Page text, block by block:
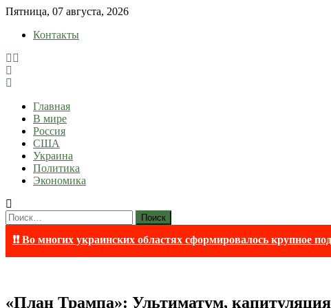
Skip
content
Пятница, 07 августа, 2026
Контакты
lentaruss
lentaruss — Новости
Главная
В мире
Россия
США
Украина
Политика
Экономика
Найти:
❗❗ Во многих украинских областях сформировалось крупное
«План Трампа»: Ультиматум,